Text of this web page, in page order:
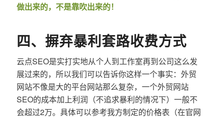
做出来的，不是靠吹出来的！
四、摒弃暴利套路收费方式
云点SEO是实打实地从个人到工作室再到公司这么发
展过来的，所以我们可以告诉你这样一个事实：外贸
网站不像是大的平台网站那么复杂，一个外贸网站
SEO的成本加上利润（不追求暴利的情况下）一般不
会超过2万。具体可以参考我方制定的价格表（在官网